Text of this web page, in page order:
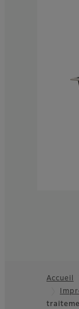
Footer
Accueil